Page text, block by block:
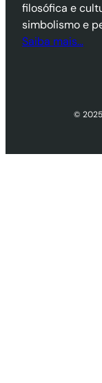
filosófica e
simbolismo e
Saiba mais…
©